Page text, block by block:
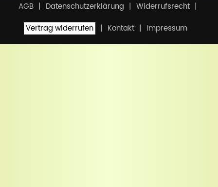
AGB Datenschutzerklärung
Widerrufsrecht
Vertrag widerrufen
Kontakt Impressum